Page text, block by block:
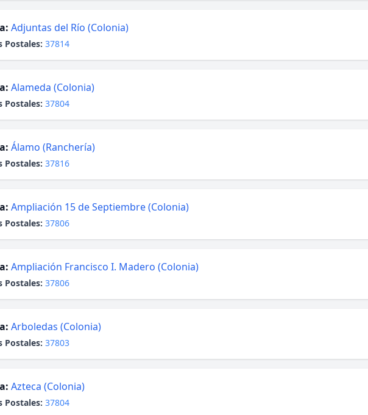
Adjuntas del Río (Colonia)
Postales: 37814
Alameda (Colonia)
Postales: 37804
Álamo (Ranchería)
Postales: 37816
Ampliación 15 de Septiembre (Colonia)
Postales: 37806
Ampliación Francisco I. Madero (Colonia)
Postales: 37806
Arboledas (Colonia)
Postales: 37803
Azteca (Colonia)
Postales: 37804